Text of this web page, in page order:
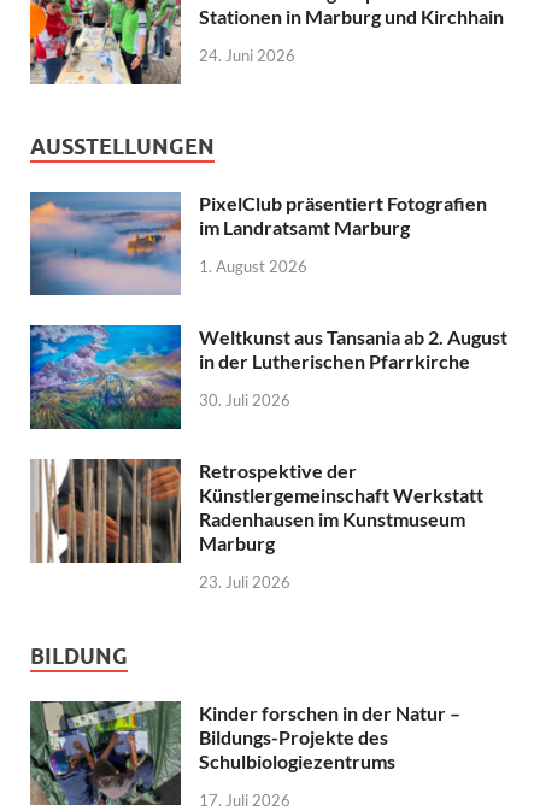
Stationen in Marburg und Kirchhain
24. Juni 2026
AUSSTELLUNGEN
PixelClub präsentiert Fotografien
im Landratsamt Marburg
1. August 2026
Weltkunst aus Tansania ab 2. August
in der Lutherischen Pfarrkirche
30. Juli 2026
Retrospektive der
Künstlergemeinschaft Werkstatt
Radenhausen im Kunstmuseum
Marburg
23. Juli 2026
BILDUNG
Kinder forschen in der Natur –
Bildungs-Projekte des
Schulbiologiezentrums
17. Juli 2026